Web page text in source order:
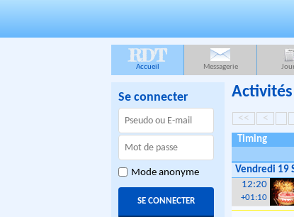
RDT
Accueil Messagerie
Se connecter
Mode anonyme
<< <
Timing
Vendredi 19
12:20
+01:10